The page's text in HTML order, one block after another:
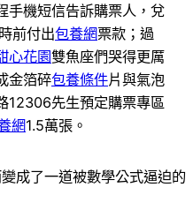
手機短信告訴購票人，兌
前付出包養網票款；過
心花園雙魚座們哭得更厲
金箔碎包養條件片與氣泡
12306先生預定購票專區
網1.5萬張。
成了一道被數學公式逼迫的